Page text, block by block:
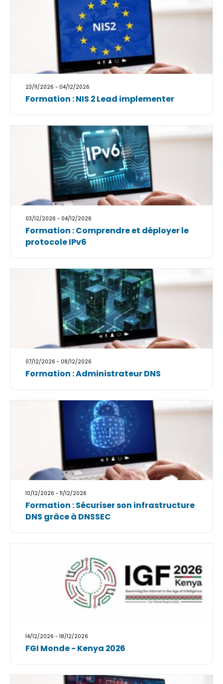
23/11/2026 - 04/12/2026
Formation : NIS 2 Lead implementer
03/12/2026 - 04/12/2026
Formation : Comprendre et déployer le
protocole IPv6
07/12/2026 - 08/12/2026
Formation : Administrateur DNS
10/12/2026 - 11/12/2026
Formation : Sécuriser son infrastructure
DNS grâce à DNSSEC
14/12/2026 - 18/12/2026
FGI Monde - Kenya 2026